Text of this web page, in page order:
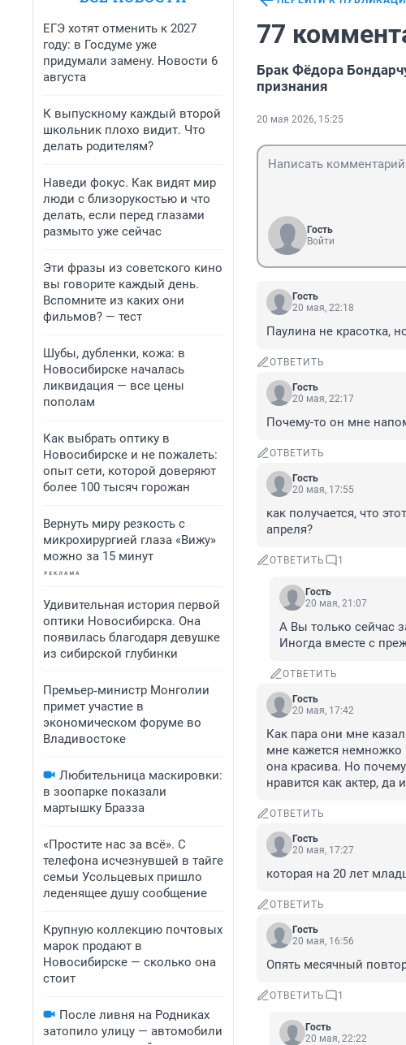
ЕГЭ хотят отменить к 2027
году: в Госдуме уже
придумали замену. Новости 6
августа
К выпускному каждый второй
школьник плохо видит. Что
делать родителям?
Наведи фокус. Как видят мир
люди с близорукостью и что
делать, если перед глазами
размыто уже сейчас
Эти фразы из советского кино
вы говорите каждый день.
Вспомните из каких они
фильмов? — тест
Шубы, дубленки, кожа: в
Новосибирске началась
ликвидация — все цены
пополам
Как выбрать оптику в
Новосибирске и не пожалеть:
опыт сети, которой доверяют
более 100 тысяч горожан
Вернуть миру резкость с
микрохирургией глаза «Вижу»
можно за 15 минут
Удивительная история первой
оптики Новосибирска. Она
появилась благодаря девушке
из сибирской глубинки
Премьер‑министр Монголии
примет участие в
экономическом форуме во
Владивостоке
Любительница маскировки:
в зоопарке показали
мартышку Бразза
«Простите нас за всё». С
телефона исчезнувшей в тайге
семьи Усольцевых пришло
леденящее душу сообщение
Крупную коллекцию почтовых
марок продают в
Новосибирске — сколько она
стоит
После ливня на Родниках
затопило улицу — автомобили
77
Брак Фёдора
признания
20 мая 2026, 15:25
Гость
Войти
Гость
20 мая, 22:18
Паулина не красотка,
ОТВЕТИТЬ
Гость
20 мая, 22:17
Почему-то он мне
ОТВЕТИТЬ
Гость
20 мая, 17:55
как получается, что
апреля?
ОТВЕТИТЬ 1
Гость
20 мая, 21:07
А Вы только сейчас
Иногда вместе с
ОТВЕТИТЬ
Гость
20 мая, 17:42
Как пара они мне
мне кажется немножко
она красива. Но
нравится как актер,
ОТВЕТИТЬ
Гость
20 мая, 17:27
которая на 20 лет
ОТВЕТИТЬ
Гость
20 мая, 16:56
Опять месячный
ОТВЕТИТЬ 1
Гость
20 мая, 22:22